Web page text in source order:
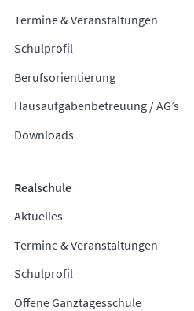
Termine & Veranstaltungen
Schulprofil
Berufsorientierung
Hausaufgabenbetreuung / AG’s
Downloads
Realschule
Aktuelles
Termine & Veranstaltungen
Schulprofil
Offene Ganztagesschule